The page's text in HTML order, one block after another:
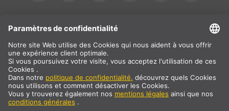
INTERNATIONAL
DE | EN | ES | FR SLV International
Sélection du pays
* Tous les prix sont indiqués nets, frais de port en sus
** Les valeurs indiquées correspondent aux délais de livraison
moyens pour une livraison standard sur le continent européen et à